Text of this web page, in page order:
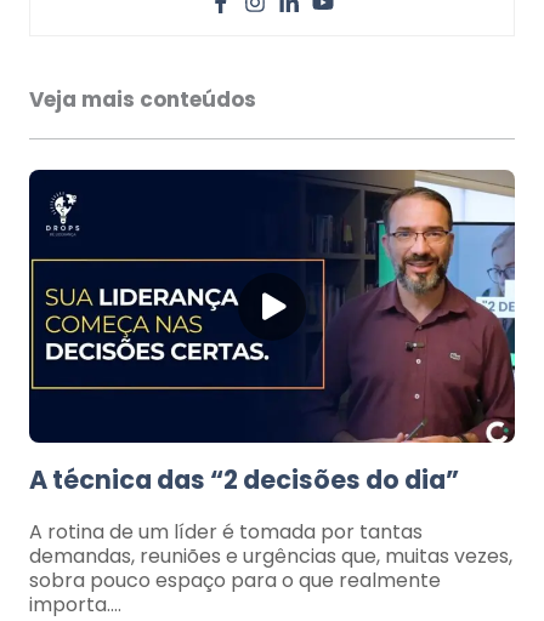
Veja mais conteúdos
A técnica das “2 decisões do dia”
A rotina de um líder é tomada por tantas
demandas, reuniões e urgências que, muitas vezes,
sobra pouco espaço para o que realmente
importa.…